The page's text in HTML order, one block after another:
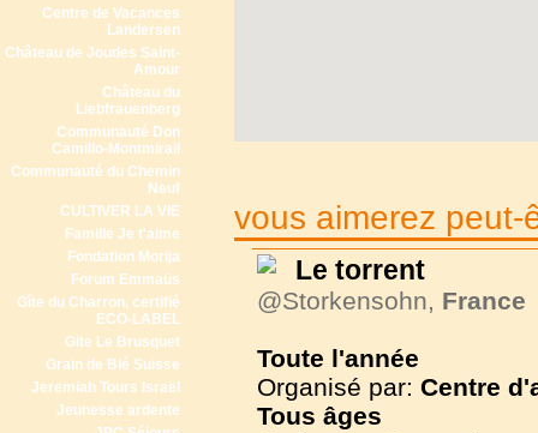
Centre de Vacances
Landersen
Château de Joudes Saint-
Amour
Château du
Liebfrauenberg
Communauté Don
Camillo-Montmirail
Communauté du Chemin
Neuf
CULTIVER LA VIE
Famille Je t'aime
Fondation Morija
Forum Emmaüs
Gîte du Charron, certifié
ECO-LABEL
Gite Le Brusquet
Grain de Blé Suisse
Jeremiah Tours Israël
Jeunesse ardente
vous aimerez peut-
Le torrent
@Storkensohn, France
Toute l'année
Organisé par: Centre
Tous âges